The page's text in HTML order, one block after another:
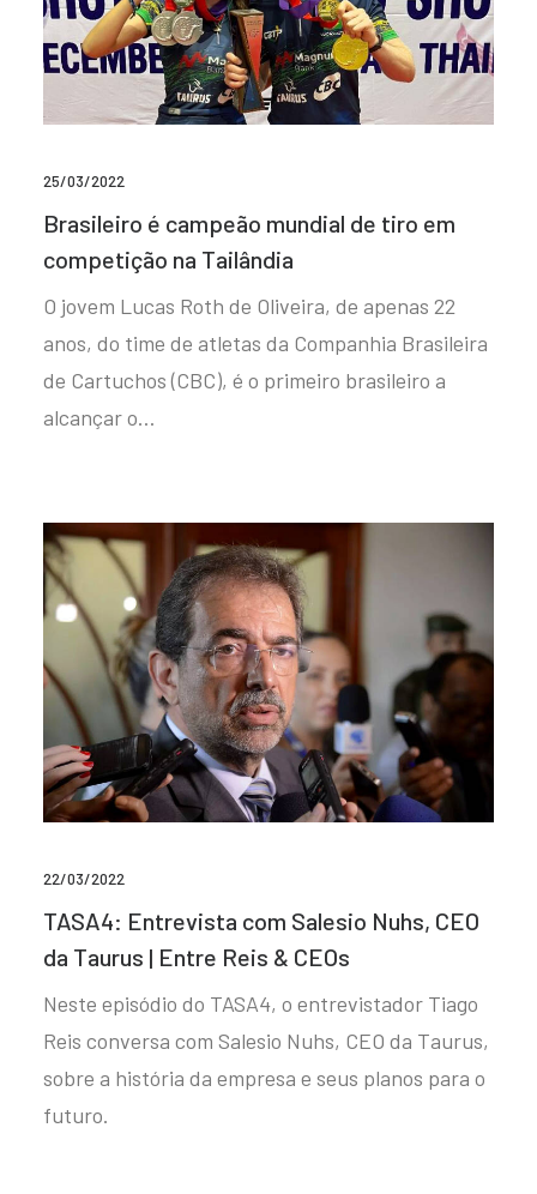
25/03/2022
Brasileiro é campeão mundial de tiro em
competição na Tailândia
O jovem Lucas Roth de Oliveira, de apenas 22
anos, do time de atletas da Companhia Brasileira
de Cartuchos (CBC), é o primeiro brasileiro a
alcançar o…
22/03/2022
TASA4: Entrevista com Salesio Nuhs, CEO
da Taurus | Entre Reis & CEOs
Neste episódio do TASA4, o entrevistador Tiago
Reis conversa com Salesio Nuhs, CEO da Taurus,
sobre a história da empresa e seus planos para o
futuro.